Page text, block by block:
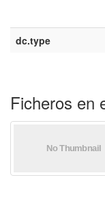
dc.type
Ficheros en